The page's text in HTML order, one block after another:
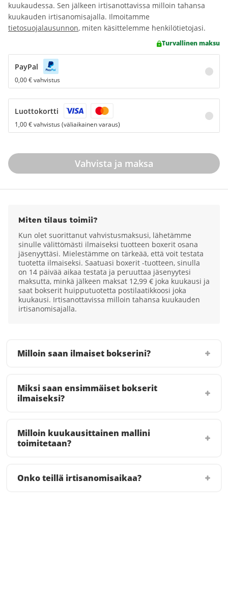
kuukaudessa. Sen jälkeen irtisanottavissa milloin tahansa
kuukauden irtisanomisajalla. Ilmoitamme
tietosuojalausunnon, miten käsittelemme henkilötietojasi.
Turvallinen maksu
PayPal
0,00 € vahvistus
Luottokortti
1,00 € vahvistus (väliaikainen varaus)
Vahvista ja maksa
Miten tilaus toimii?
Kun olet suorittanut vahvistusmaksusi, lähetämme
sinulle välittömästi ilmaiseksi tuotteen boxerit osana
jäsenyyttäsi. Mielestämme on tärkeää, että voit testata
tuotetta ilmaiseksi. Saatuasi boxerit -tuotteen, sinulla
on 14 päivää aikaa testata ja peruuttaa jäsenyytesi
maksutta, minkä jälkeen maksat 12,99 € joka kuukausi ja
saat bokserit huipputuotetta postilaatikkoosi joka
kuukausi. Irtisanottavissa milloin tahansa kuukauden
irtisanomisajalla.
Milloin saan ilmaiset bokserini?
Miksi saan ensimmäiset bokserit
ilmaiseksi?
Milloin kuukausittainen mallini
toimitetaan?
Onko teillä irtisanomisaikaa?